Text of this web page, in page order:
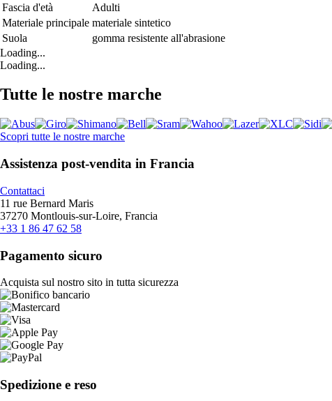
Fascia d'età
Adulti
Materiale principale materiale sintetico
Suola
gomma resistente all'abrasione
Loading...
Loading...
Tutte le nostre marche
Scopri tutte le nostre marche
Assistenza post-vendita in Francia
Contattaci
11 rue Bernard Maris
37270 Montlouis-sur-Loire, Francia
+33 1 86 47 62 58
Pagamento sicuro
Acquista sul nostro sito in tutta sicurezza
Spedizione e reso